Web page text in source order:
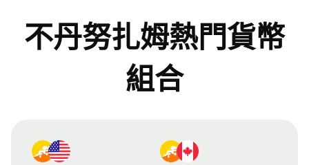
不丹努扎姆熱門貨幣
組合